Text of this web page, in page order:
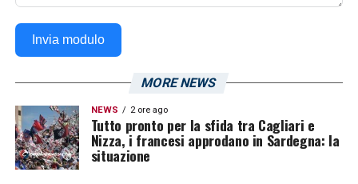
Invia modulo
MORE NEWS
NEWS 2 ore ago
Tutto pronto per la sfida tra Cagliari e
Nizza, i francesi approdano in Sardegna: la
situazione